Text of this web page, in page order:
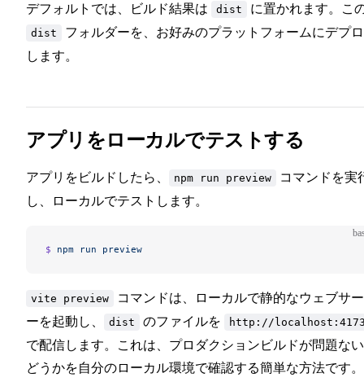
デフォルトでは、ビルド結果は dist に置かれます。こ
dist
フォルダーを、お好みのプラットフォームにデプ
します。
アプリをローカルでテストする
アプリをビルドしたら、 npm run preview
コマンドを実
し、ローカルでテストします。
$ npm run preview
vite preview
コマンドは、ローカルで静的なウェブサ
ーを起動し、
dist のファイルを http://
で配信します。これは、プロダクションビルドが問題な
どうかを自分のローカル環境で確認する簡単な方法です。